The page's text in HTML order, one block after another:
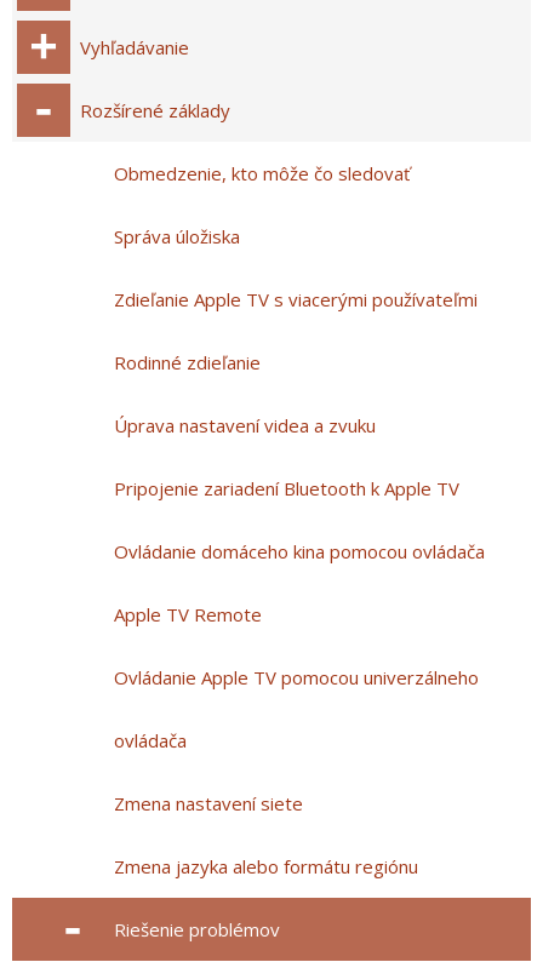
Vyhľadávanie
Rozšírené základy
Obmedzenie, kto môže čo sledovať
Správa úložiska
Zdieľanie Apple TV s viacerými používateľmi
Rodinné zdieľanie
Úprava nastavení videa a zvuku
Pripojenie zariadení Bluetooth k Apple TV
Ovládanie domáceho kina pomocou ovládača
Apple TV Remote
Ovládanie Apple TV pomocou univerzálneho
ovládača
Zmena nastavení siete
Zmena jazyka alebo formátu regiónu
Riešenie problémov